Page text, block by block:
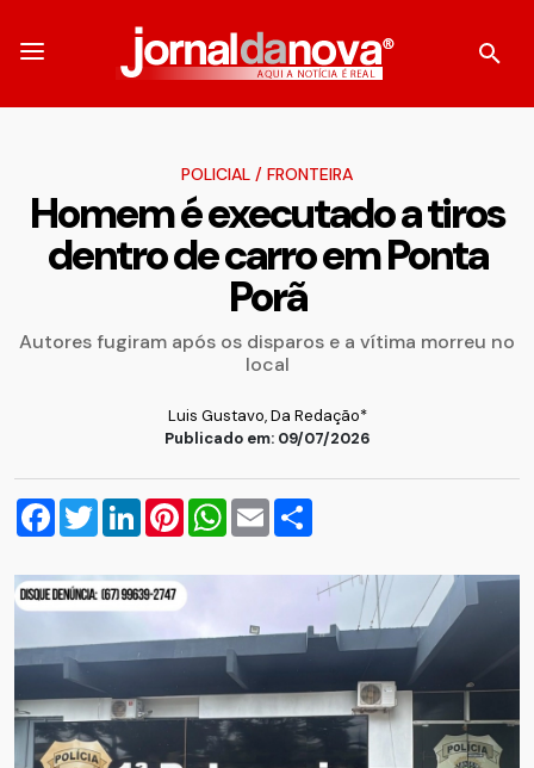
POLICIAL / FRONTEIRA
Homem é executado a tiros
dentro de carro em Ponta
Porã
Autores fugiram após os disparos e a vítima morreu no
local
Luis Gustavo, Da Redação*
Publicado em: 09/07/2026
Facebook
TwitterLinkedInPinterestWhatsApp
Email